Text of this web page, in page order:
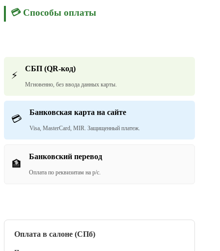
💳 Способы оплаты
⚡
СБП (QR-код)
Мгновенно, без ввода данных карты.
💳
Банковская карта на сайте
Visa, MasterCard, MIR. Защищенный платеж.
🏦
Банковский перевод
Оплата по реквизитам на р/с.
Оплата в салоне (СПб)